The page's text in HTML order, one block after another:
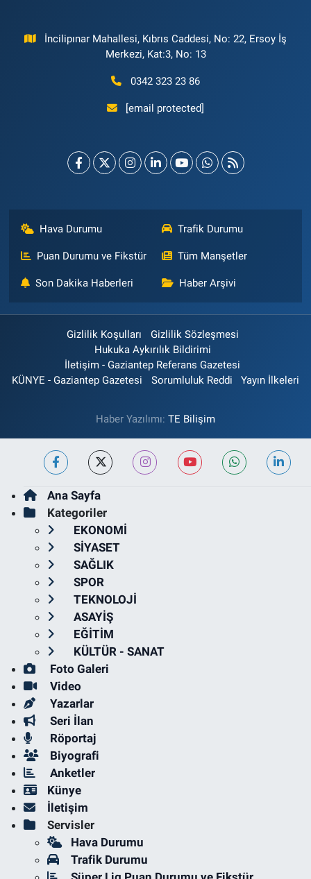
İncilipınar Mahallesi, Kıbrıs Caddesi, No: 22, Ersoy İş
Merkezi, Kat:3, No: 13
0342 323 23 86
[email protected]
Hava Durumu Trafik Durumu
Puan Durumu ve Fikstür Tüm Manşetler
Son Dakika Haberleri Haber Arşivi
Gizlilik Koşulları
Gizlilik Sözleşmesi
Hukuka Aykırılık Bildirimi
İletişim - Gaziantep Referans Gazetesi
KÜNYE - Gaziantep Gazetesi
Sorumluluk Reddi Yayın İlkeleri
Haber Yazılımı: TE Bilişim
Ana Sayfa
Kategoriler
EKONOMİ
SİYASET
SAĞLIK
SPOR
TEKNOLOJİ
ASAYİŞ
EĞİTİM
KÜLTÜR - SANAT
Foto Galeri
Video
Yazarlar
Seri İlan
Röportaj
Biyografi
Anketler
Künye
İletişim
Servisler
Hava Durumu
Trafik Durumu